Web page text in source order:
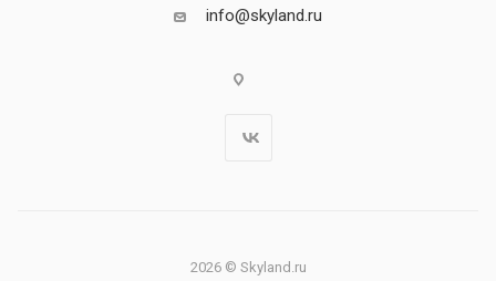
info@skyland.ru
2026 © Skyland.ru